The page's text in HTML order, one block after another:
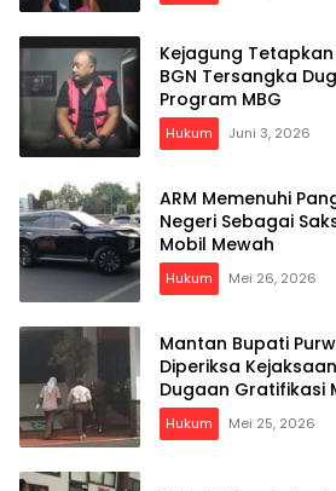
Kejagung
BGN Tersangka
Program MBG
Hukum Juni 3, 2026
ARM Memenuhi
Negeri Sebagai
Mobil Mewah
Hukum Mei 26, 2026
Mantan Bupati
Diperiksa Kejaksaan Negeri Terkait
Hukum Mei 25, 2026